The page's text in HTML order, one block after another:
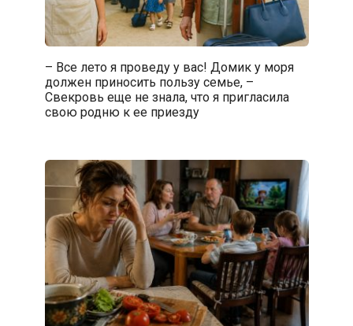
– Все лето я проведу у вас! Домик у моря
должен приносить пользу семье, –
Свекровь еще не знала, что я пригласила
свою родню к ее приезду